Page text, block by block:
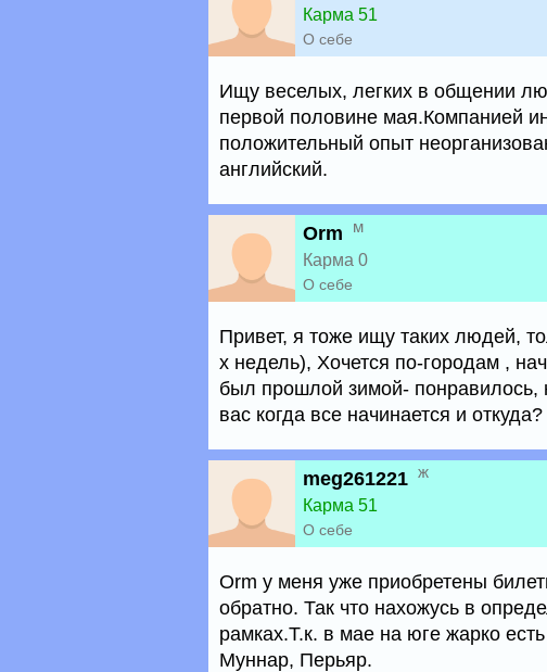
Карма 51
О себе
Ищу веселых, легких в общении
первой половине мая.Компанией
положительный опыт
английский.
Orm
м
Карма 0
О себе
Привет, я тоже ищу таких людей,
х недель), Хочется по-городам ,
был прошлой зимой- понравилось,
вас когда все начинается и откуда?
meg261221 ж
Карма 51
О себе
Orm у меня уже приобретены
обратно. Так что нахожусь в
рамках.Т.к. в мае на юге жарко
Муннар, Перьяр.